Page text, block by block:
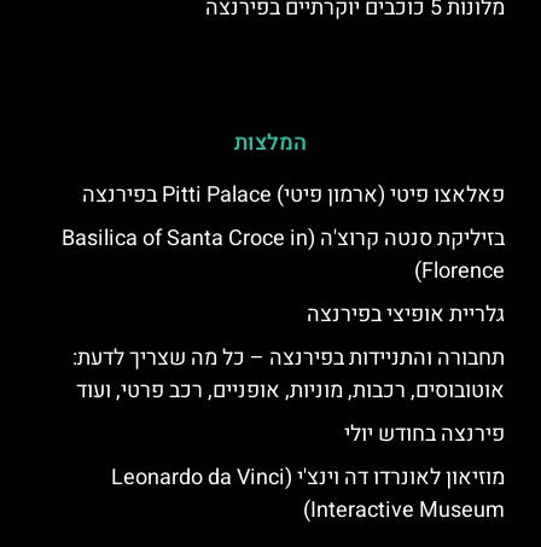
מלונות 5 כוכבים יוקרתיים בפירנצה
המלצות
פאלאצו פיטי (ארמון פיטי) Pitti Palace בפירנצה
בזיליקת סנטה קרוצ'ה (Basilica of Santa Croce in
Florence)
גלריית אופיצי בפירנצה
תחבורה והתניידות בפירנצה – כל מה שצריך לדעת:
אוטובוסים, רכבות, מוניות, אופניים, רכב פרטי, ועוד
פירנצה בחודש יולי
מוזיאון לאונרדו דה וינצ'י (Leonardo da Vinci
Interactive Museum)